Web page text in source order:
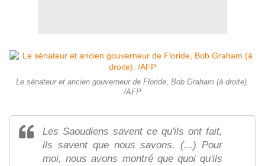
Le sénateur et ancien gouverneur de Floride, Bob Graham (à droite).
/AFP
Les Saoudiens savent ce qu'ils ont fait,
ils savent que nous savons. (...) Pour
moi, nous avons montré que quoi qu'ils